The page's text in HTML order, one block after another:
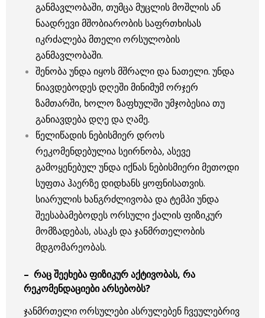
განმავლობაში, თუმცა მუცლის მოშლის ან
ნაადრევი მშობიარობის საფრთხისას
იკრძალება მთელი ორსულობის
განმავლობაში.
შენობა უნდა იყოს მშრალი და ნათელი. უნდა
ნიავდებოდეს დღეში მინიმუმ ორჯერ
ზამთარში, ხოლო ზაფხულში უმჯობესია თუ
განიავდება დღე და ღამე.
წელიწადის ნებისმიერ დროს
რეკომენდებულია სეირნობა, ასევე
გამოყენებულ უნდა იქნას ნებისმიერი მეთოდი
სუფთა ჰაერზე დიდხანს ყოფნისათვის.
სიარულის ხანგრძლივობა და ტემპი უნდა
შეესაბამებოდეს ორსული ქალის ფიზიკურ
მომზადებას, ასაკს და ჯანმრთელობის
მდგომარეობას.
– რაც შეეხება ფიზიკურ აქტივობას, რა
რეკომენდაციები არსებობს?
ჯანმრთელი ორსულები ასრულებენ ჩვეულებრივ